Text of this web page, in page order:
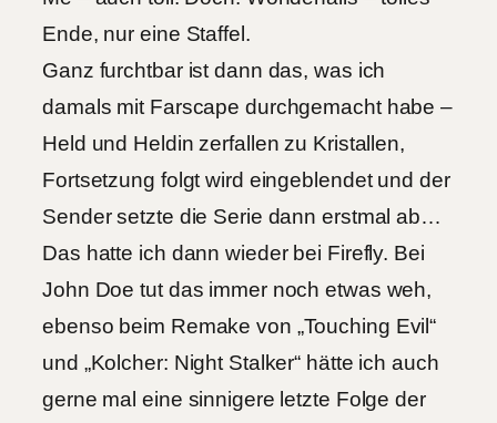
Ende, nur eine Staffel.
Ganz furchtbar ist dann das, was ich
damals mit Farscape durchgemacht habe –
Held und Heldin zerfallen zu Kristallen,
Fortsetzung folgt wird eingeblendet und der
Sender setzte die Serie dann erstmal ab…
Das hatte ich dann wieder bei Firefly. Bei
John Doe tut das immer noch etwas weh,
ebenso beim Remake von „Touching Evil“
und „Kolcher: Night Stalker“ hätte ich auch
gerne mal eine sinnigere letzte Folge der